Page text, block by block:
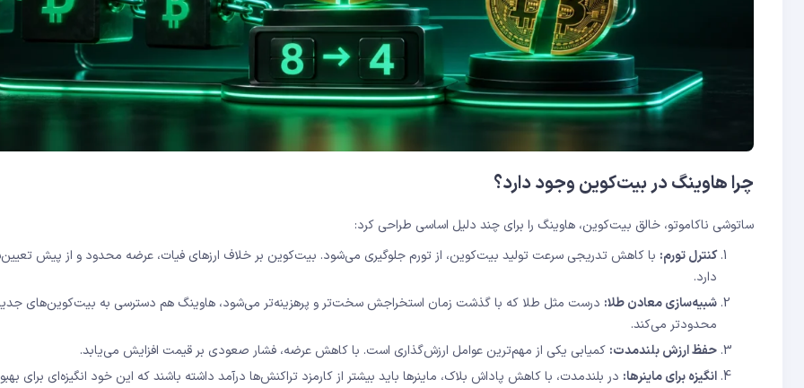
چرا هاوینگ در بیت‌کوین وجود دارد؟
ساتوشی ناکاموتو، خالق بیت‌کوین، هاوینگ را برای چند دلیل اساسی طراحی کرد:
کنترل تورم: با کاهش تدریجی سرعت تولید بیت‌کوین، از تورم جلوگیری می‌شود. بیت‌کوین بر خلاف ارزهای فیات، عرضه محدود و از پیش
دارد.
شبیه‌سازی معادن طلا: درست مثل طلا که با گذشت زمان استخراجش سخت‌تر و پرهزینه‌تر می‌شود، هاوینگ هم دسترسی به بیت‌کوین‌های
محدودتر می‌کند.
حفظ ارزش بلندمدت: کمیابی یکی از مهم‌ترین عوامل ارزش‌گذاری است. با کاهش عرضه، فشار صعودی بر قیمت افزایش می‌یابد.
انگیزه برای ماینرها: در بلندمدت، با کاهش پاداش بلاک، ماینرها باید بیشتر از کارمزد تراکنش‌ها درآمد داشته باشند که این خود انگیزه‌ای برای